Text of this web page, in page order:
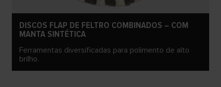
DISCOS FLAP DE FELTRO COMBINADOS – COM
MANTA SINTÉTICA
Ferramentas diversificadas para polimento de alto
brilho.